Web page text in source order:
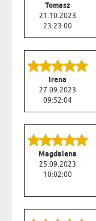
Tomasz
21.10.2023
23:23:00
Irena
27.09.2023
09:52:04
Magdalena
25.09.2023
10:02:00